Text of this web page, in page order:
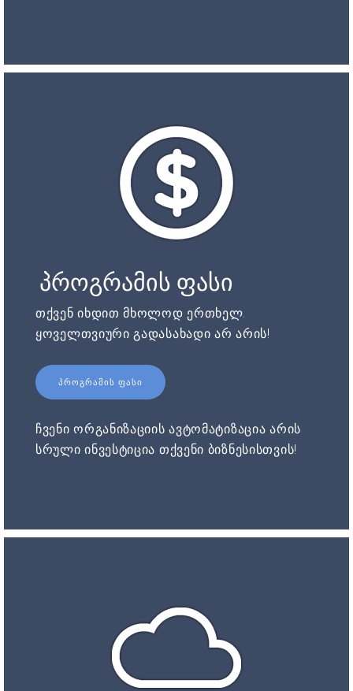
პროგრამის ფასი
თქვენ იხდით მხოლოდ ერთხელ.
ყოველთვიური გადასახადი არ არის!
ᲞᲠᲝᲒᲠᲐᲛᲘᲡ ᲤᲐᲡᲘ
ჩვენი ორგანიზაციის ავტომატიზაცია არის
სრული ინვესტიცია თქვენი ბიზნესისთვის!